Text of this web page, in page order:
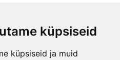
küpsiseid
küpsiseid ja muid
riiul, Rehviriiul,
Kontorikapp,